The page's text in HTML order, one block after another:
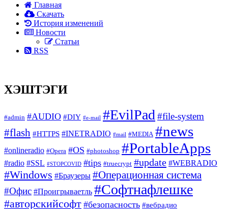
Главная
Скачать
История изменений
Новости
Статьи
RSS
ХЭШТЭГИ
#admin #AUDIO #DIY #e-mail #EvilPad #file-system
#flash #HTTPS #INETRADIO #mail #MEDIA #news
#onlineradio #Opera #OS #photoshop #PortableApps
#radio #SSL #STOPCOVID #tips #truecrypt #update #WEBRADIO
#Windows #Браузеры #Операционная система
#Офис #Проигрываетль #Софтнафлешке
#авторскийсофт #безопасность #вебрадио